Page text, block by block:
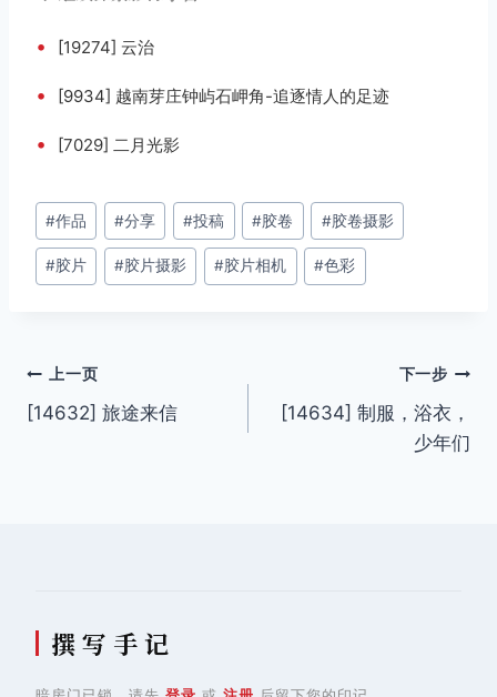
• [19274] 云治
• [9934] 越南芽庄钟屿石岬角-追逐情人的足迹
• [7029] 二月光影
文
章
标
#作品 #分享 #投稿 #胶卷 #胶卷摄影
#胶片 #胶片摄影 #胶片相机 #色彩
文
章
上一页
[14632] 旅途来信
下一步
[14634] 制服，浴衣，
少年们
撰 写 手 记